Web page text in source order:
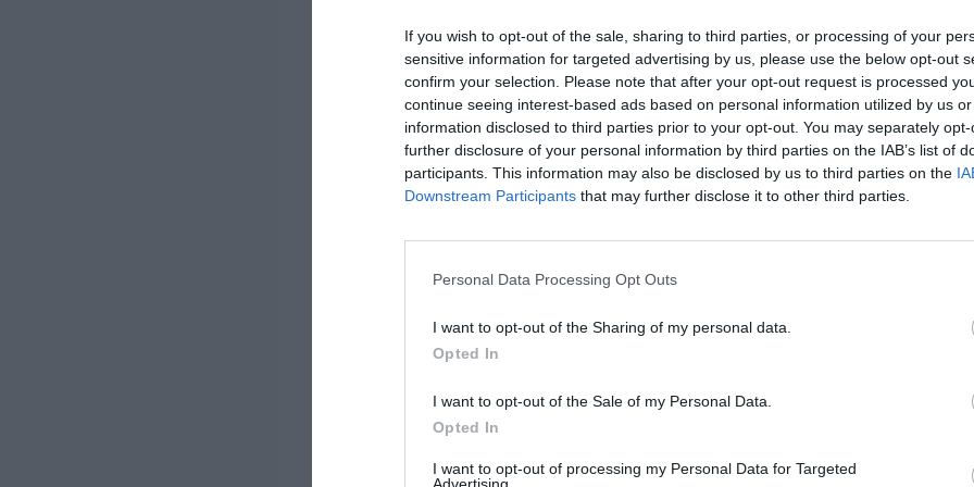
If you wish to opt-out of the sale, sharing to third parties, or processing of your
sensitive information for targeted advertising by us, please use the below opt-out
confirm your selection. Please note that after your opt-out request is processed
continue seeing interest-based ads based on personal information utilized by us
information disclosed to third parties prior to your opt-out. You may separately
further disclosure of your personal information by third parties on the IAB’s list of
participants. This information may also be disclosed by us to third parties on the
Downstream Participants that may further disclose it to other third parties.
Personal Data Processing Opt Outs
I want to opt-out of the Sharing of my personal data.
Opted In
I want to opt-out of the Sale of my Personal Data.
Opted In
I want to opt-out of processing my Personal Data for Targeted
Advertising.
Χάιφα και Άκκο
08/02/2013 18:50
Την ανάπτυξη συνεργασιών στον τομέα
του τουρισμού και του πολιτισμού μεταξύ
της Περιφέρειας Πελοποννήσου και των
Καθήκον η ανάδειξη του
Θουρίας
ΕΤΑΙΡΕΙΑ ΤΩΝ ΦΙΛΩΝ ΤΗΣ ΑΡΧΑΙΑΣ
Συμβουλίου και Εξελεγκτικής Επιτροπής